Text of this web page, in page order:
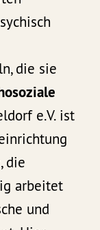
die sie
e.V. ist
die
arbeitet
und